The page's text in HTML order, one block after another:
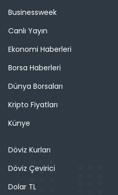
Businessweek
Canlı Yayın
Ekonomi Haberleri
Borsa Haberleri
Dünya Borsaları
Kripto Fiyatları
Künye
Döviz Kurları
Döviz Çevirici
Dolar TL